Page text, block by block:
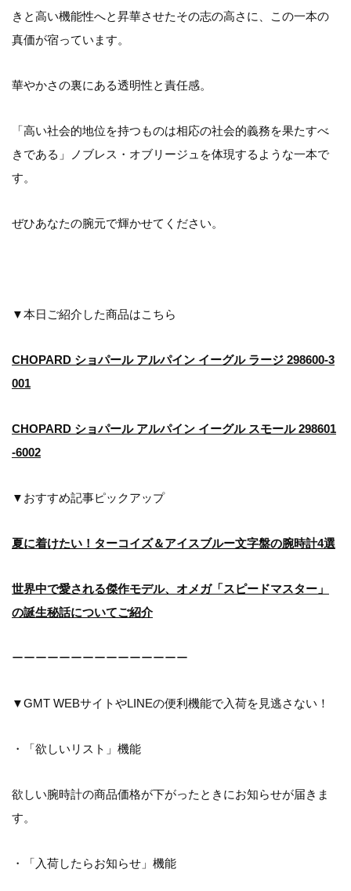
きと高い機能性へと昇華させたその志の高さに、この一本の
真価が宿っています。
華やかさの裏にある透明性と責任感。
「高い社会的地位を持つものは相応の社会的義務を果たすべ
きである」ノブレス・オブリージュを体現するような一本で
す。
ぜひあなたの腕元で輝かせてください。
▼本日ご紹介した商品はこちら
CHOPARD ショパール アルパイン イーグル ラージ 298600-3
001
CHOPARD ショパール アルパイン イーグル スモール 298601
-6002
▼おすすめ記事ピックアップ
夏に着けたい！ターコイズ＆アイスブルー文字盤の腕時計4選
世界中で愛される傑作モデル、オメガ「スピードマスター」
の誕生秘話についてご紹介
ーーーーーーーーーーーーーーー
▼GMT WEBサイトやLINEの便利機能で入荷を見逃さない！
・「欲しいリスト」機能
欲しい腕時計の商品価格が下がったときにお知らせが届きま
す。
・「入荷したらお知らせ」機能